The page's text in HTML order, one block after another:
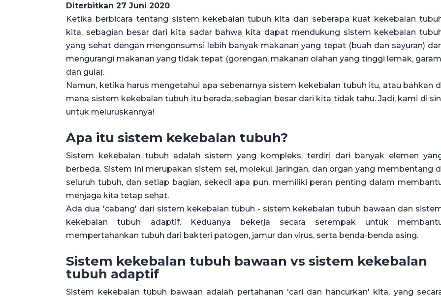
Diterbitkan 27 Juni 2020
Ketika berbicara tentang sistem kekebalan tubuh kita dan seberapa kuat kekebalan
kita, sebagian besar dari kita sadar bahwa kita dapat mendukung sistem kekebalan
yang sehat dengan mengonsumsi lebih banyak makanan yang tepat (buah dan sayuran)
mengurangi makanan yang tidak tepat (gorengan, makanan olahan yang tinggi lemak,
dan gula).
Namun, ketika harus mengetahui apa sebenarnya sistem kekebalan tubuh itu, atau bahkan
mana sistem kekebalan tubuh itu berada, sebagian besar dari kita tidak tahu. Jadi, kami di
untuk meluruskannya!
Apa itu sistem kekebalan tubuh?
Sistem kekebalan tubuh adalah sistem yang kompleks, terdiri dari banyak elemen
berbeda. Sistem ini merupakan sistem sel, molekul, jaringan, dan organ yang membentang
seluruh tubuh, dan setiap bagian, sekecil apa pun, memiliki peran penting dalam
menjaga kita tetap sehat.
Ada dua 'cabang' dari sistem kekebalan tubuh - sistem kekebalan tubuh bawaan dan
kekebalan tubuh adaptif. Keduanya bekerja secara serempak untuk
mempertahankan tubuh dari bakteri patogen, jamur dan virus, serta benda-benda asing.
Sistem kekebalan tubuh bawaan vs sistem kekebalan
tubuh adaptif
Sistem kekebalan tubuh bawaan adalah pertahanan 'cari dan hancurkan' kita, yang